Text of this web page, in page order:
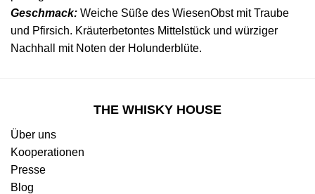
Geschmack: Weiche Süße des WiesenObst mit Traube
und Pfirsich. Kräuterbetontes Mittelstück und würziger
Nachhall mit Noten der Holunderblüte.
THE WHISKY HOUSE
Über uns
Kooperationen
Presse
Blog